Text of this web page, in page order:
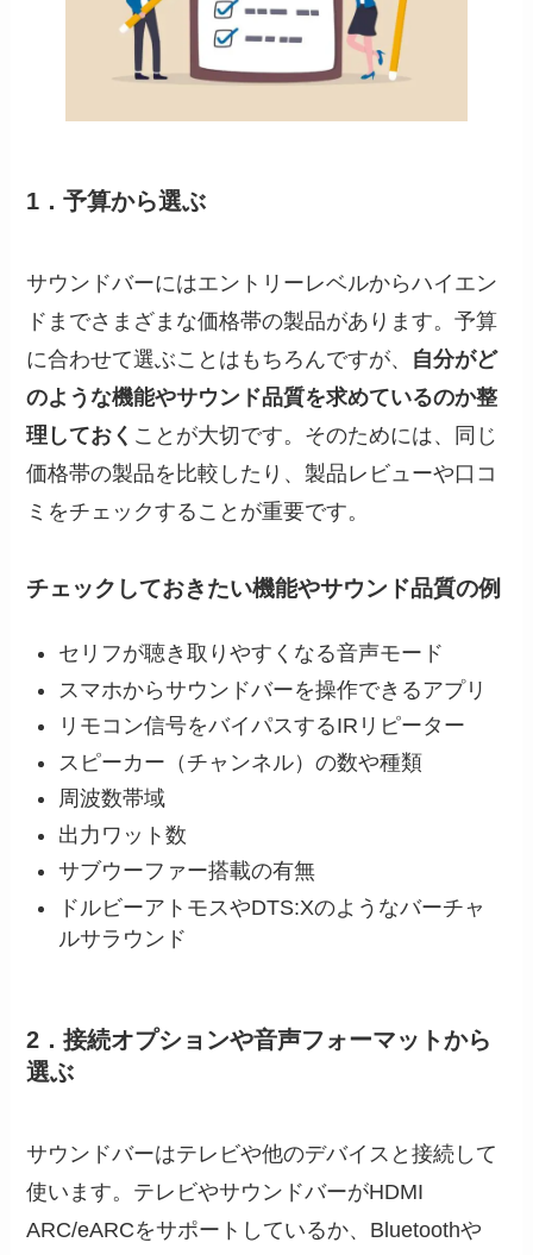
1．予算から選ぶ
サウンドバーにはエントリーレベルからハイエン
ドまでさまざまな価格帯の製品があります。予算
に合わせて選ぶことはもちろんですが、 自分がど
のような機能やサウンド品質を求めているのか整
理しておく ことが大切です。そのためには、同じ
価格帯の製品を比較したり、製品レビューや口コ
ミをチェックすることが重要です。
チェックしておきたい機能やサウンド品質の例
セリフが聴き取りやすくなる音声モード
スマホからサウンドバーを操作できるアプリ
リモコン信号をバイパスするIRリピーター
スピーカー（チャンネル）の数や種類
周波数帯域
出力ワット数
サブウーファー搭載の有無
ドルビーアトモスやDTS:Xのようなバーチャ
ルサラウンド
2．接続オプションや音声フォーマットから
選ぶ
サウンドバーはテレビや他のデバイスと接続して
使います。テレビやサウンドバーがHDMI
ARC/eARCをサポートしているか、Bluetoothや